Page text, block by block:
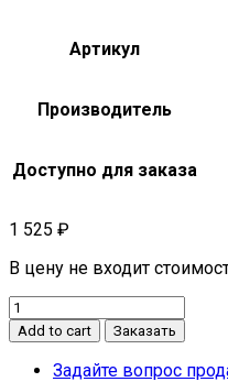
Артикул
Производитель
Доступно для заказа
1 525 ₽
В цену не входит
Высокочастотный
динамик
левый
Add to cart Заказать
Задайте вопрос